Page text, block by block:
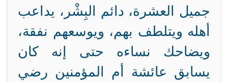
جميل العشرة، دائم البِشْر، يداعب
أهله ويتلطف بهم، ويوسعهم نفقة،
ويضاحك نساءه حتى إنه كان
يسابق عائشة أم المؤمنين رضي